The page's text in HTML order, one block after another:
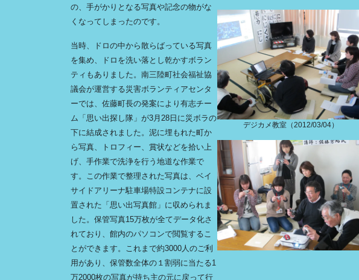
の、手がかりとなる写真や記念の物がな
くなってしまったのです。
当時、ドロの中から散らばっている写真
を集め、ドロを洗い落とし乾かすボラン
ティもありました。南三陸町社会福祉協
議会が運営する災害ボランティアセンタ
ーでは、佐藤町長の発案により有志チー
ム「思い出探し隊」が3月28日に災ボラの
下に結成されました。泥に埋もれた町か
ら写真、トロフィー、賞状などを拾い上
げ、手作業で洗浄を行う地道な作業で
す。この作業で整理された写真は、ベイ
サイドアリーナ駐車場特設コンテナに設
置された「思い出写真館」に収められま
した。保管写真15万枚が全てデータ化さ
れており、館内のパソコンで閲覧するこ
とができます。これまで約3000人のご利
用があり、保管数全体の１割弱に当たる1
万2000枚の写真が持ち主の元に戻って行
デジカメ教室（2012/03/04）